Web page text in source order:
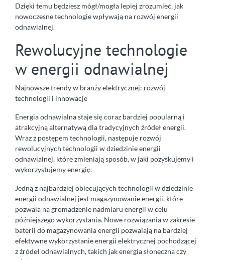
Dzięki temu będziesz mógł/mogła lepiej zrozumieć, jak
nowoczesne technologie wpływają na rozwój energii
odnawialnej.
Rewolucyjne technologie
w energii odnawialnej
Najnowsze trendy w branży elektrycznej: rozwój
technologii i innowacje
Energia odnawialna staje się coraz bardziej popularną i
atrakcyjną alternatywą dla tradycyjnych źródeł energii.
Wraz z postępem technologii, następuje rozwój
rewolucyjnych technologii w dziedzinie energii
odnawialnej, które zmieniają sposób, w jaki pozyskujemy i
wykorzystujemy energię.
Jedną z najbardziej obiecujących technologii w dziedzinie
energii odnawialnej jest magazynowanie energii, które
pozwala na gromadzenie nadmiaru energii w celu
późniejszego wykorzystania. Nowe rozwiązania w zakresie
baterii do magazynowania energii pozwalają na bardziej
efektywne wykorzystanie energii elektrycznej pochodzącej
z źródeł odnawialnych, takich jak energia słoneczna czy